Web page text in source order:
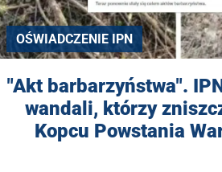
OŚWIADCZENIE IPN
"Akt barbarzyństwa".
wandali, którzy
Kopcu Powstania